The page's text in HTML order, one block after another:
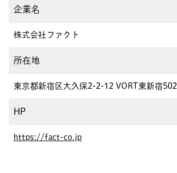
企業名
株式会社ファクト
所在地
東京都新宿区大久保2-2-12 VORT東新宿502
HP
https://fact-co.jp